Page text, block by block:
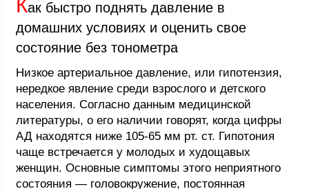
Как быстро поднять давление в
домашних условиях и оценить свое
состояние без тонометра
Низкое артериальное давление, или гипотензия,
нередкое явление среди взрослого и детского
населения. Согласно данным медицинской
литературы, о его наличии говорят, когда цифры
АД находятся ниже 105-65 мм рт. ст. Гипотония
чаще встречается у молодых и худощавых
женщин. Основные симптомы этого неприятного
состояния — головокружение, постоянная